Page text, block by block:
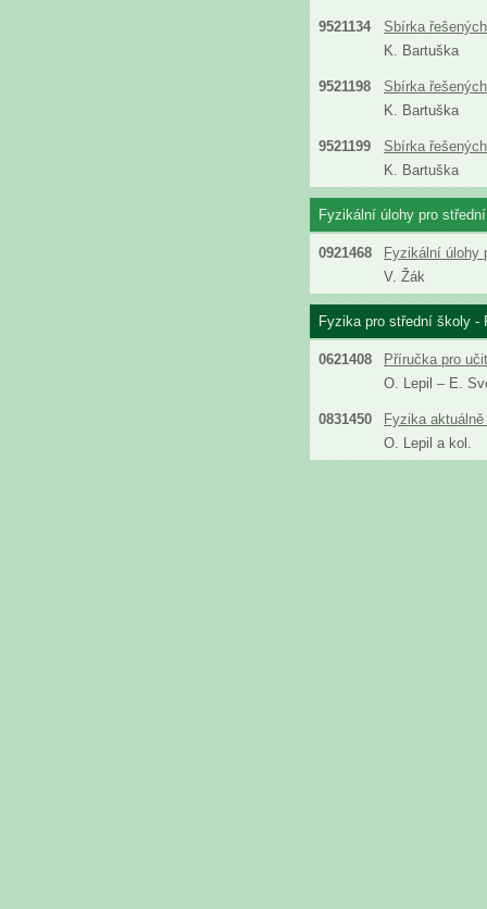
9521134
Sbírka
K. Bartuška
9521198
Sbírka
K. Bartuška
9521199
Sbírka
K. Bartuška
Fyzikální úlohy pro
0921468
Fyzikální úlohy
V. Žák
Fyzika pro střední školy -
0621408
Příručka pro
O. Lepil – E.
0831450
Fyzika
O. Lepil a kol.